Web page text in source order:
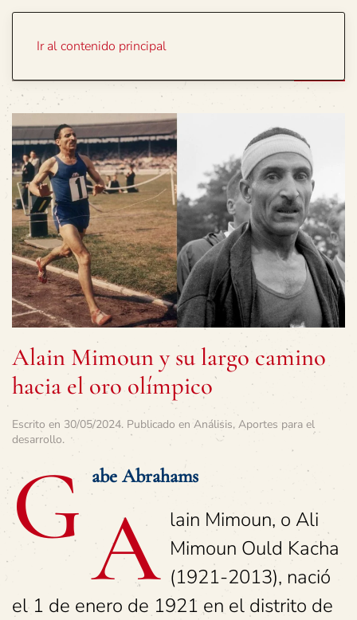
Ir al contenido principal
Alain Mimoun y su largo camino
hacia el oro olímpico
Escrito en 30/05/2024. Publicado en Análisis, Aportes para el
desarrollo.
G abe Abrahams
A lain Mimoun, o Ali
Mimoun Ould Kacha
(1921-2013), nació
el 1 de enero de 1921 en el distrito de